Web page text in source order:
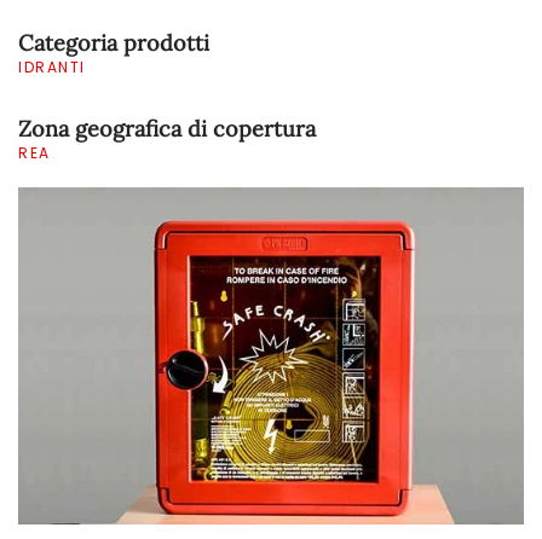
Categoria prodotti
IDRANTI
Zona geografica di copertura
REA